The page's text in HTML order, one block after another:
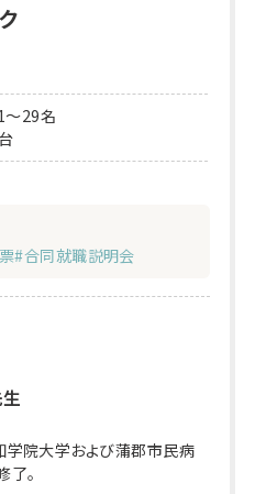
～29名
#合同就職説明会
学院大学および蒲郡市民病
。